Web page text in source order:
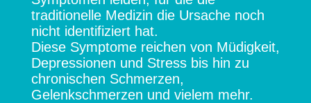
traditionelle Medizin die Ursache noch
nicht identifiziert hat.
Diese Symptome reichen von Müdigkeit,
Depressionen und Stress bis hin zu
chronischen Schmerzen,
Gelenkschmerzen und vielem mehr.